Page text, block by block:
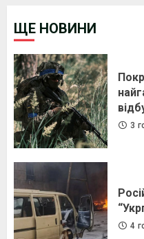
ЩЕ НОВИНИ
3
4